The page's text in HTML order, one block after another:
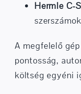
Hermle C-
A megfelelő
pontosság,
költség egyéni